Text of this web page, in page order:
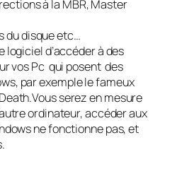
à la MBR, Master
du disque etc…
logiciel d’accéder à des
vos Pc qui posent des
par exemple le fameux
serez en mesure
ordinateur, accéder aux
ne fonctionne pas, et